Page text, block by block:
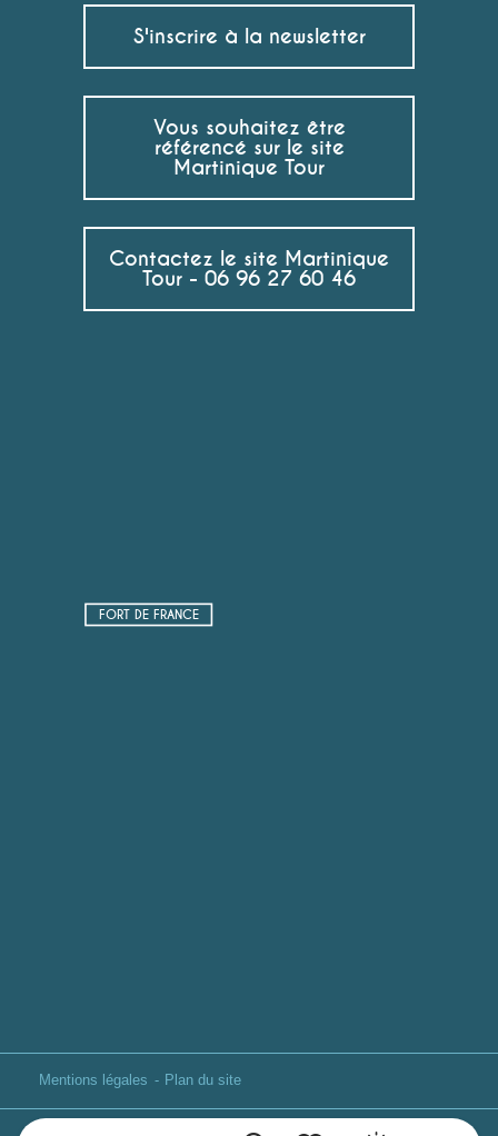
S'inscrire à la newsletter
Vous souhaitez être
référencé sur le site
Martinique Tour
Contactez le site Martinique
Tour - 06 96 27 60 46
FORT DE FRANCE
Mentions légales Plan du site